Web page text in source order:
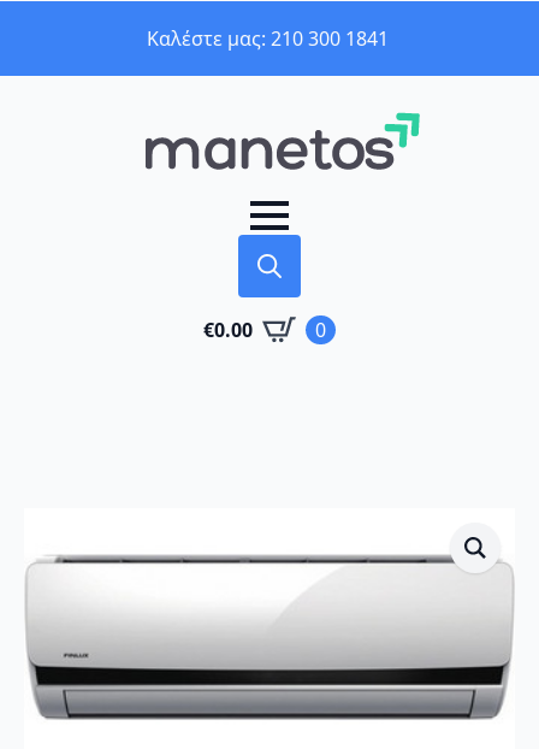
Καλέστε μας: 210 300 1841
for:
€0.00 0